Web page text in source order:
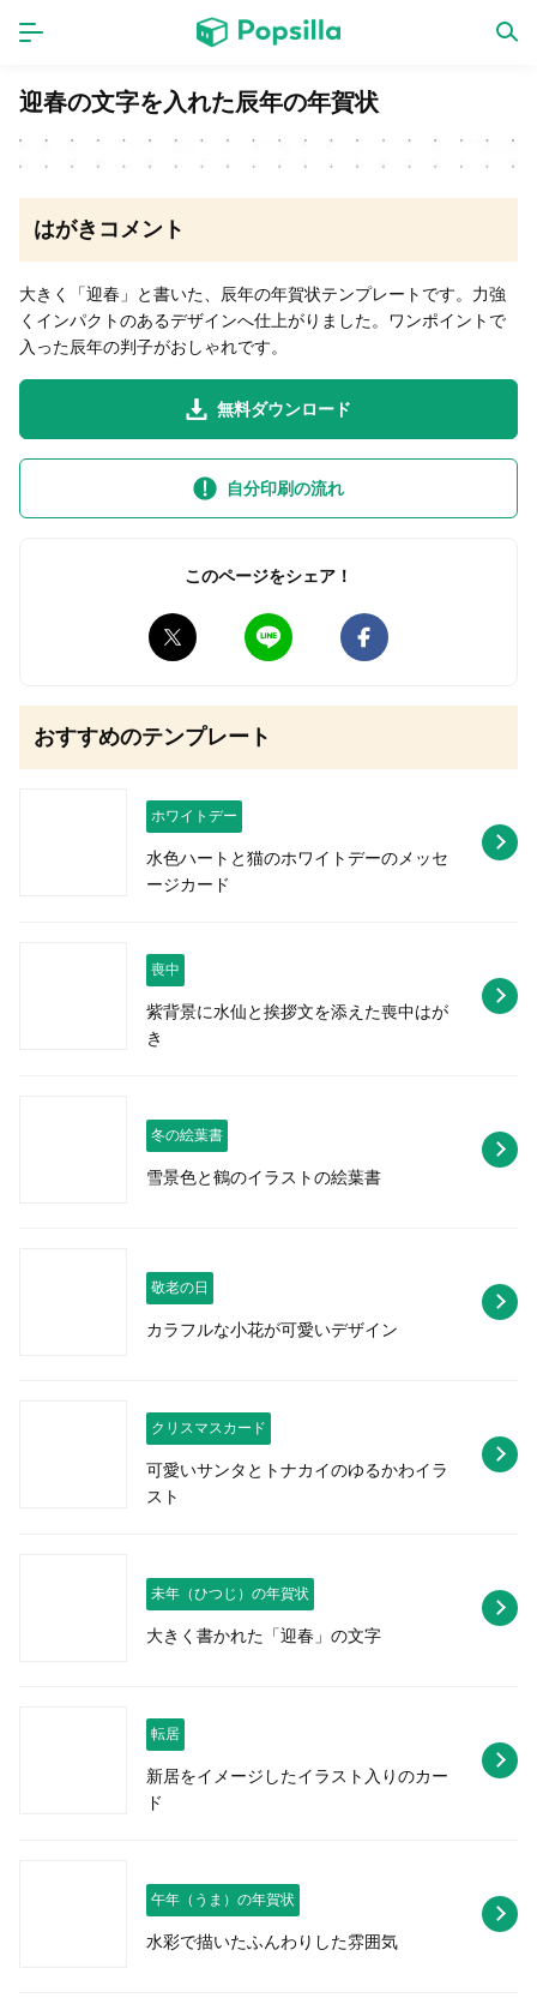
ホーム アプリ
LINE無料スタンプ
無料はがきダウンロード
迎春の文字を入れた辰年の年賀状
はがきコメント
大きく「迎春」と書いた、辰年の年賀状テンプレートです。力強
くインパクトのあるデザインへ仕上がりました。ワンポイントで
入った辰年の判子がおしゃれです。
無料ダウンロード
自分印刷の流れ
このページをシェア！
おすすめのテンプレート
ホワイトデー
水色ハートと猫のホワイトデーのメッセ
ージカード
喪中
紫背景に水仙と挨拶文を添えた喪中はが
き
冬の絵葉書
雪景色と鶴のイラストの絵葉書
敬老の日
カラフルな小花が可愛いデザイン
クリスマスカード
可愛いサンタとトナカイのゆるかわイラ
スト
未年（ひつじ）の年賀状
大きく書かれた「迎春」の文字
転居
新居をイメージしたイラスト入りのカー
ド
午年（うま）の年賀状
水彩で描いたふんわりした雰囲気